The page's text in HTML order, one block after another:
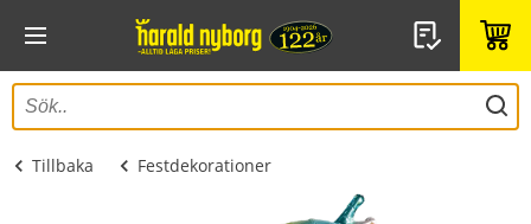
Tillbaka Festdekorationer